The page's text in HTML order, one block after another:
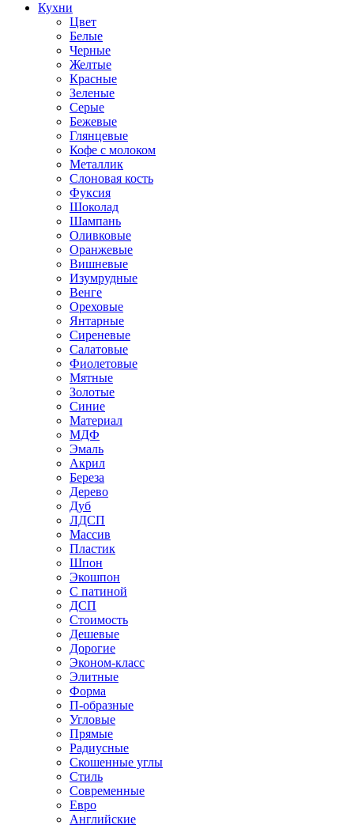
Кухни
Цвет
Белые
Черные
Желтые
Красные
Зеленые
Серые
Бежевые
Глянцевые
Кофе с молоком
Металлик
Слоновая кость
Фуксия
Шоколад
Шампань
Оливковые
Оранжевые
Вишневые
Изумрудные
Венге
Ореховые
Янтарные
Сиреневые
Салатовые
Фиолетовые
Мятные
Золотые
Синие
Материал
МДФ
Эмаль
Акрил
Береза
Дерево
Дуб
ЛДСП
Массив
Пластик
Шпон
Экошпон
С патиной
ДСП
Стоимость
Дешевые
Дорогие
Эконом-класс
Элитные
Форма
П-образные
Угловые
Прямые
Радиусные
Скошенные углы
Стиль
Современные
Евро
Английские